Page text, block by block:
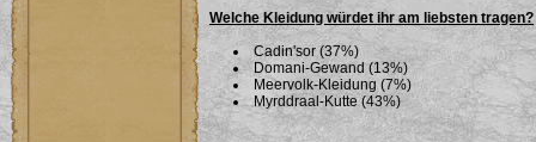
Welche Kleidung würdet ihr am liebsten tragen?
Cadin'sor (37%)
Domani-Gewand (13%)
Meervolk-Kleidung (7%)
Myrddraal-Kutte (43%)